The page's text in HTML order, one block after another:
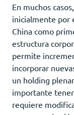
En muchos
inicialmente por
China como
estructura
permite
incorporar
un holding
importante
requiere